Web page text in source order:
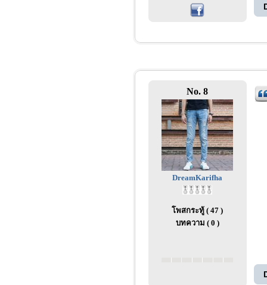
No. 8
DreamKarifha
โพสกระทู้ ( 47 )
บทความ ( 0 )